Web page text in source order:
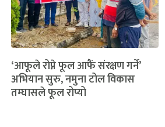
‘आफूले रोप्ने फूल आफैं संरक्षण गर्ने’
अभियान सुरु, नमुना टोल विकास
तम्घासले फूल रोप्यो